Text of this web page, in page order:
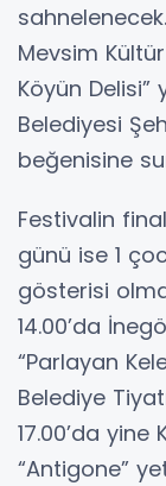
Mevsim
Köyün
Belediyesi
beğenisine
Festivalin
günü ise 1
gösterisi
14.00’da
“Parlayan
Belediye
17.00’da
“Antigone”